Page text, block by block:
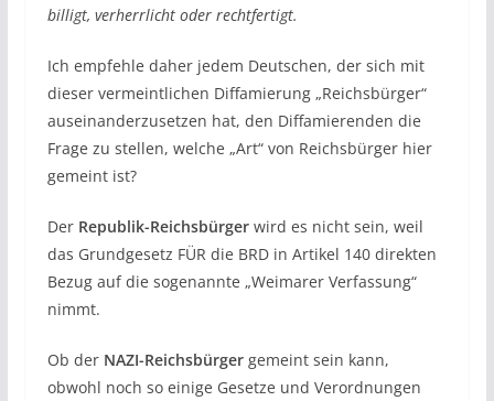
billigt, verherrlicht oder rechtfertigt.
Ich empfehle daher jedem Deutschen, der sich mit
dieser vermeintlichen Diffamierung „Reichsbürger“
auseinanderzusetzen hat, den Diffamierenden die
Frage zu stellen, welche „Art“ von Reichsbürger hier
gemeint ist?
DerRepublik-Reichsbürgerwird es nicht sein, weil
das Grundgesetz FÜR die BRD in Artikel 140 direkten
Bezug auf die sogenannte „Weimarer Verfassung“
nimmt.
Ob der NAZI-Reichsbürgergemeint sein kann,
obwohl noch so einige Gesetze und Verordnungen